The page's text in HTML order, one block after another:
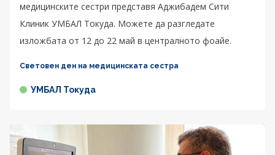
медицинските сестри представя Аджибадем Сити
Клиник УМБАЛ Токуда. Можете да разгледате
изложбата от 12 до 22 май в централното фоайе.
Световен ден на медицинската сестра
УМБАЛ Токуда